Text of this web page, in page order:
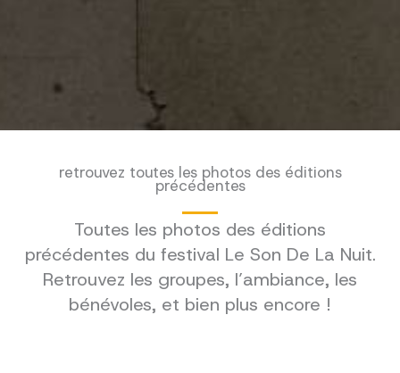
retrouvez toutes les photos des éditions
précédentes
Toutes les photos des éditions
précédentes du festival Le Son De La Nuit.
Retrouvez les groupes, l’ambiance, les
bénévoles, et bien plus encore !